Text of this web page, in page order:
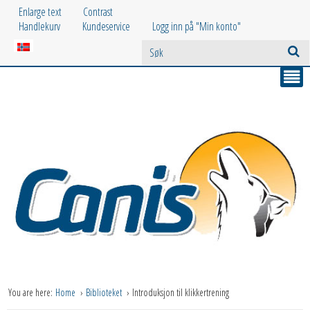
Enlarge text
Contrast
Handlekurv
Kundeservice Logg inn på "Min konto"
You are here: Home Biblioteket Introduksjon til klikkertrening